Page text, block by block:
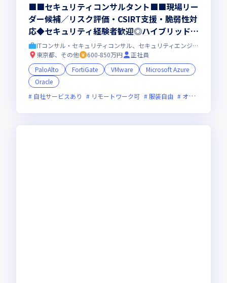
■■セキュリティコンサルタント■■現場リー
ダー候補／リスク評価・CSIRT支援・脆弱性対
応◆セキュリティ経験者歓迎◎ハイブリッド勤
務｜株式会社ラックの戦略的事業会社
ITコンサル・セキュリティコンサル、セキュリティエンジニア
東京都、その他
600-850万円
正社員
PaloAlto
FortiGate VMware
Microsoft Azure
Oracle
自社サービスあり
リモートワーク可 服装自由 オンライン選考可